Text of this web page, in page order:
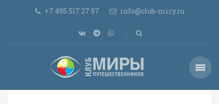
+7 495 517 27 57 info@club-miry.ru